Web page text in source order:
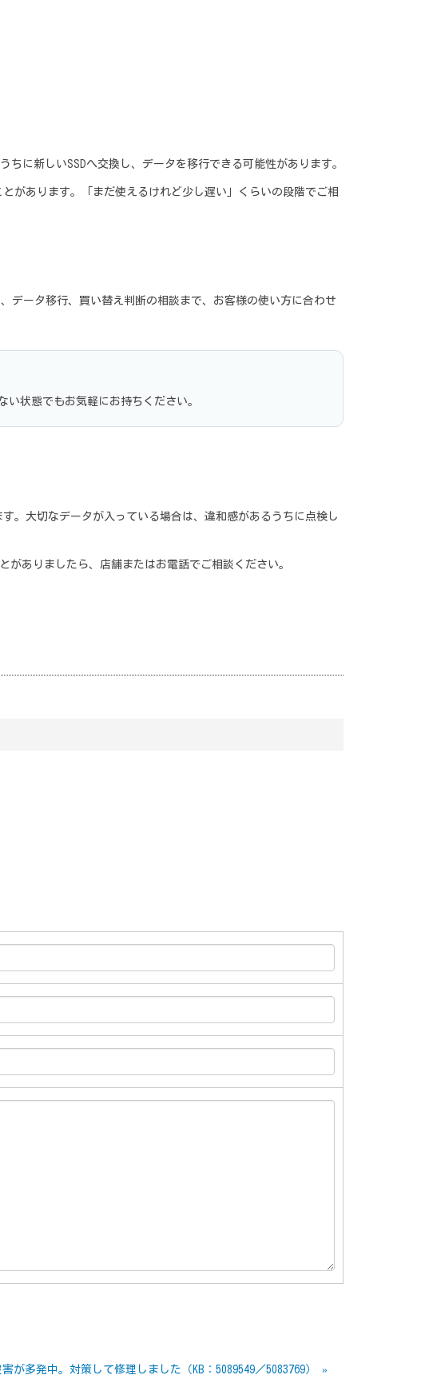
に新しいSSDへ交換し、データを移行できる可能性があります。
があります。「まだ使えるけれど少し遅い」くらいの段階でご相
データ移行、買い替え判断の相談まで、お客様の使い方に合わせ
状態でもお気軽にお持ちください。
。大切なデータが入っている場合は、違和感があるうちに点検し
がありましたら、店舗またはお電話でご相談ください。
が多発中。対策して修理しました（KB：5089549／5083769） »